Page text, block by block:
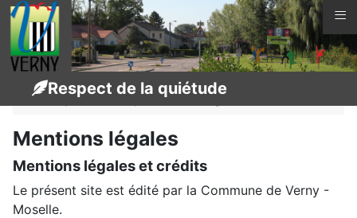
Vous êtes ici : Page d'accueil
Respect de la quiétude
Légal
Mentions légales
Mentions légales et crédits
Le présent site est édité par la Commune de Verny -
Moselle.
Respect de la quiétude
≡